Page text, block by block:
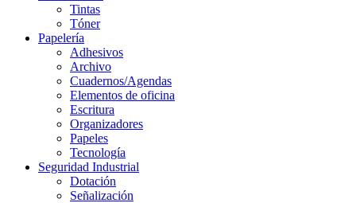
Tintas
Tóner
Papelería
Adhesivos
Archivo
Cuadernos/Agendas
Elementos de oficina
Escritura
Organizadores
Papeles
Tecnología
Seguridad Industrial
Dotación
Señalización